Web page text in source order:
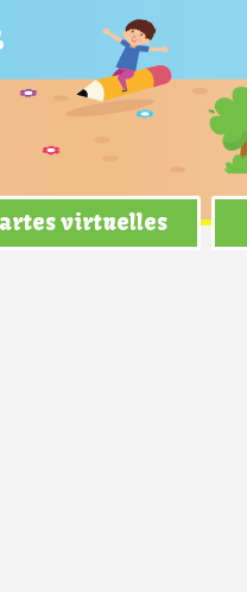
virtuelles